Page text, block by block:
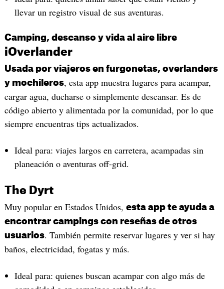
llevar un registro visual de sus aventuras.
Camping, descanso y vida al aire libre
iOverlander
Usada por viajeros en furgonetas, overlanders
y mochileros, esta app muestra lugares para acampar,
cargar agua, ducharse o simplemente descansar. Es de
código abierto y alimentada por la comunidad, por lo que
siempre encuentras tips actualizados.
Ideal para: viajes largos en carretera, acampadas sin
planeación o aventuras off-grid.
The Dyrt
Muy popular en Estados Unidos, esta app te ayuda a
encontrar campings con reseñas de otros
usuarios. También permite reservar lugares y ver si hay
baños, electricidad, fogatas y más.
Ideal para: quienes buscan acampar con algo más de